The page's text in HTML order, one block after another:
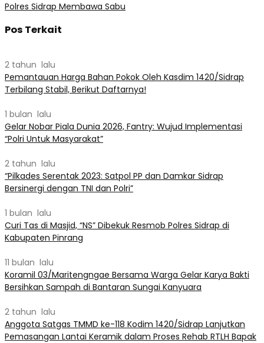
Polres Sidrap Membawa Sabu
Pos Terkait
2 tahun lalu
Pemantauan Harga Bahan Pokok Oleh Kasdim 1420/Sidrap
Terbilang Stabil, Berikut Daftarnya!
1 bulan lalu
Gelar Nobar Piala Dunia 2026, Fantry: Wujud Implementasi
“Polri Untuk Masyarakat”
2 tahun lalu
“Pilkades Serentak 2023: Satpol PP dan Damkar Sidrap
Bersinergi dengan TNI dan Polri”
1 bulan lalu
Curi Tas di Masjid, “NS” Dibekuk Resmob Polres Sidrap di
Kabupaten Pinrang
11 bulan lalu
Koramil 03/Maritengngae Bersama Warga Gelar Karya Bakti
Bersihkan Sampah di Bantaran Sungai Kanyuara
2 tahun lalu
Anggota Satgas TMMD ke-118 Kodim 1420/Sidrap Lanjutkan
Pemasangan Lantai Keramik dalam Proses Rehab RTLH Bapak